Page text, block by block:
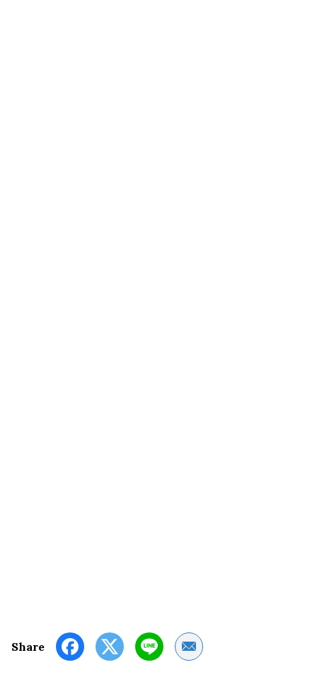
Share Share by Email